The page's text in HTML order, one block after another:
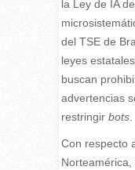
la Ley de IA
del TSE de
leyes
buscan
advertencias
restringir bots.
Con respecto